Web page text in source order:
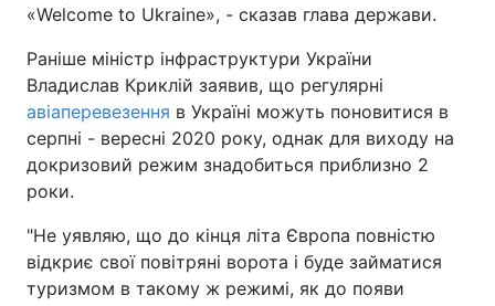
«Welcome to Ukraine», - сказав глава держави.
Раніше міністр інфраструктури України
Владислав Криклій заявив, що регулярні
авіаперевезення в Україні можуть поновитися в
серпні - вересні 2020 року, однак для виходу на
докризовий режим знадобиться приблизно 2
роки.
"Не уявляю, що до кінця літа Європа повністю
відкриє свої повітряні ворота і буде займатися
туризмом в такому ж режимі, як до появи